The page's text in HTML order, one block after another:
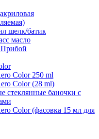
шелк/батик
масло
Прибой
Color 250 ml
Color (28 ml)
стеклянные баночки с
Color (фасовка 15 мл для